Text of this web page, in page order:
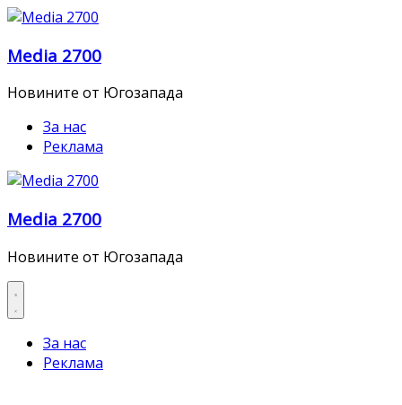
Skip
content
Media 2700
Новините от Югозапада
За нас
Реклама
Media 2700
Новините от Югозапада
За нас
Реклама